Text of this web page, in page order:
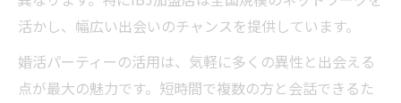
ツ
結婚相談所選びで差がつくポイントを解説
ibj加盟の結婚相談所の強みとサポート内容
活かし、幅広い出会いのチャンスを提供しています。
婚活パーティーの活用は、気軽に多くの異性と出会える
点が最大の魅力です。短時間で複数の方と会話できるた